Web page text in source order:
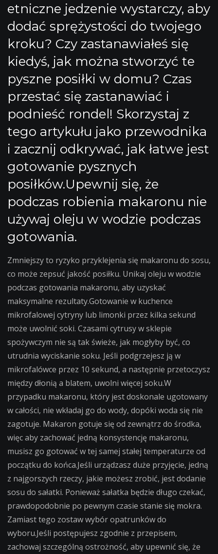
etniczne jedzenie wystarczy, aby
dodać sprężystości do twojego
kroku? Czy zastanawiałeś się
kiedyś, jak można stworzyć te
pyszne posiłki w domu? Czas
przestać się zastanawiać i
podnieść rondel! Skorzystaj z
tego artykułu jako przewodnika
i zacznij odkrywać, jak łatwe jest
gotowanie pysznych
posiłków.Upewnij się, że
podczas robienia makaronu nie
używaj oleju w wodzie podczas
gotowania.
Zmniejszy to ryzyko przyklejenia się makaronu do sosu,
co może zepsuć jakość posiłku. Unikaj oleju w wodzie
podczas gotowania makaronu, aby uzyskać
maksymalne rezultaty.Gotowanie w kuchence
mikrofalowej cytryny lub limonki przez kilka sekund
może uwolnić soki. Czasami cytrusy w sklepie
spożywczym nie są tak świeże, jak mogłyby być, co
utrudnia wyciskanie soku. Jeśli podgrzejesz ją w
mikrofalówce przez 10 sekund, a następnie przetoczysz
między dłonią a blatem, uwolni więcej soku.W
przypadku makaronu, który jest doskonale ugotowany
w całości, nie wkładaj go do wody, dopóki woda się nie
zagotuje. Makaron gotuje się od zewnątrz do środka,
więc aby zachować jedną konsystencję makaronu,
musisz go gotować w tej samej stałej temperaturze od
początku do końca.Jeśli urządzasz duże przyjęcie, jedną
z najgorszych rzeczy, jakie możesz zrobić, jest dodanie
sosu do sałatki. Ponieważ sałatka będzie długo czekać,
prawdopodobnie po pewnym czasie stanie się mokra.
Zamiast tego zostaw wybór opatrunków do
wyboru.Jeśli postępujesz zgodnie z przepisem,
zachowaj szczególną ostrożność, aby upewnić się, że